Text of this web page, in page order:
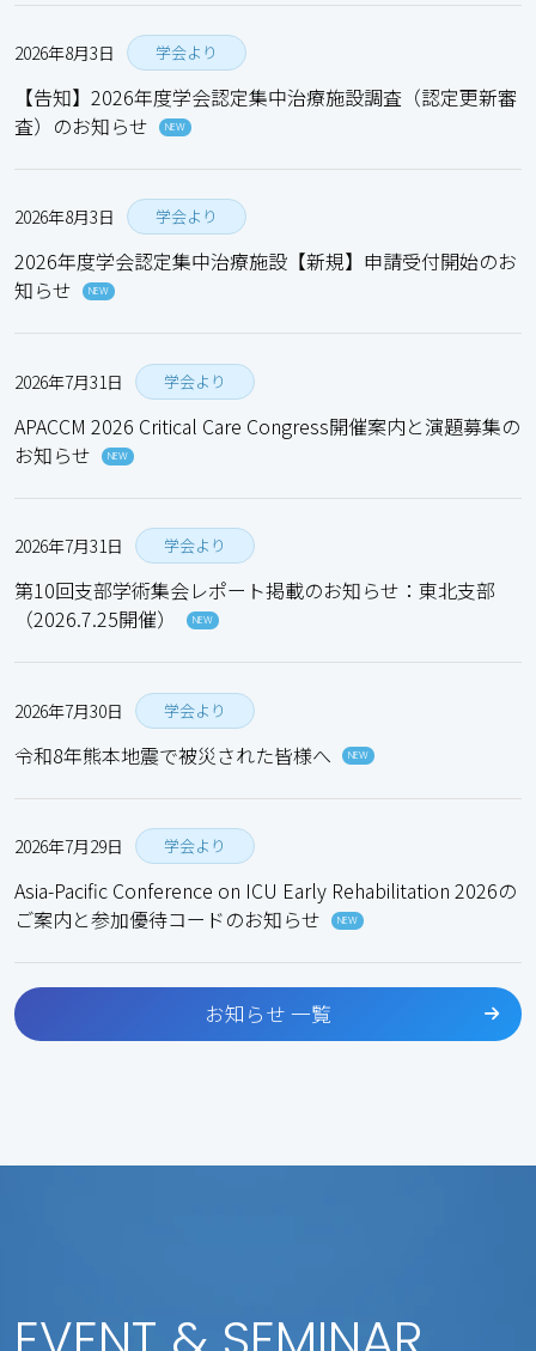
2026年8月3日 学会より
【告知】2026年度学会認定集中治療施設調査（認定更新審
査）のお知らせ
NEW
2026年8月3日 学会より
2026年度学会認定集中治療施設【新規】申請受付開始のお
知らせ
NEW
2026年7月31日 学会より
APACCM 2026 Critical Care Congress開催案内と演題募集の
お知らせ
NEW
2026年7月31日 学会より
第10回支部学術集会レポート掲載のお知らせ：東北支部
（2026.7.25開催）
NEW
2026年7月30日 学会より
令和8年熊本地震で被災された皆様へ NEW
2026年7月29日 学会より
Asia-Pacific Conference on ICU Early Rehabilitation 2026の
ご案内と参加優待コードのお知らせ
NEW
お知らせ 一覧